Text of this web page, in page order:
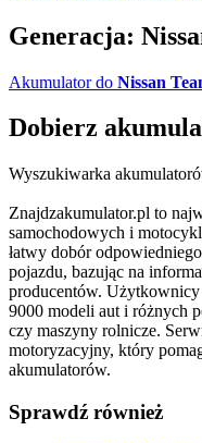
Generacja:
Akumulator do Nissan
Dobierz
Wyszukiwarka
Znajdzakumulator.pl to
samochodowych i
łatwy dobór
pojazdu, bazując na
producentów. Użytkownicy
9000 modeli aut i różnych
czy maszyny rolnicze.
motoryzacyjny, który
akumulatorów.
Sprawdź również